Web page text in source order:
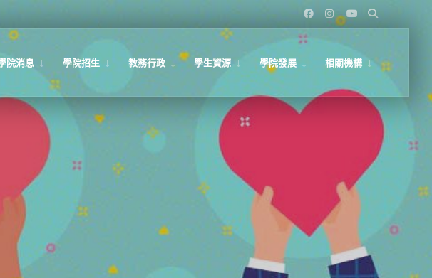
院消息 學院招生 教務行政 學生資源 學院發展 相關機構